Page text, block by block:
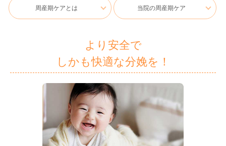
周産期ケアとは 当院の周産期ケア
より安全で
しかも快適な分娩を！